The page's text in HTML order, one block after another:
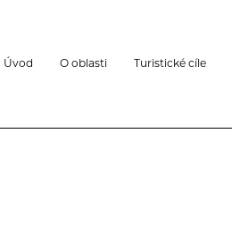
Úvod O oblasti Turistické cíle